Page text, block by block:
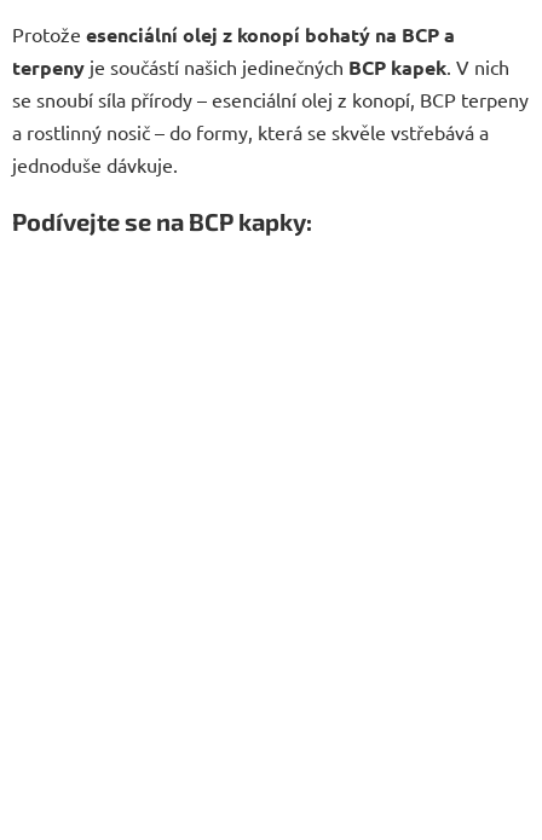
Protože esenciální olej z konopí bohatý na BCP a
terpeny je součástí našich jedinečných BCP kapek. V nich
se snoubí síla přírody – esenciální olej z konopí, BCP terpeny
a rostlinný nosič – do formy, která se skvěle vstřebává a
jednoduše dávkuje.
Podívejte se na BCP kapky: